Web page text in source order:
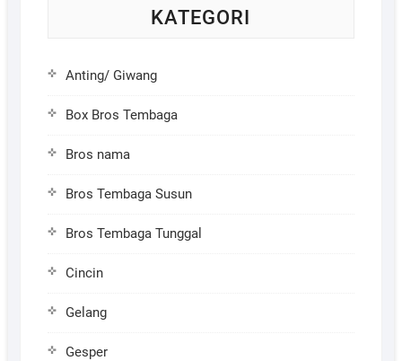
KATEGORI
Anting/ Giwang
Box Bros Tembaga
Bros nama
Bros Tembaga Susun
Bros Tembaga Tunggal
Cincin
Gelang
Gesper